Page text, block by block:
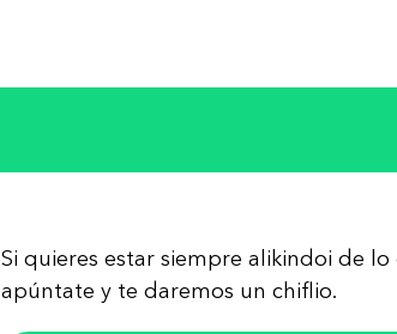
Si quieres estar siempre alikindoi de
apúntate y te daremos un chiflio.